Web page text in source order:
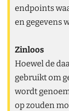
endpoints
en gegevens
Zinloos
Hoewel de
gebruikt om
wordt
op zouden